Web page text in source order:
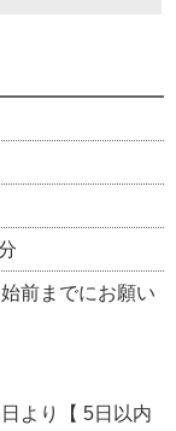
前までにお願い
より【 5日以内